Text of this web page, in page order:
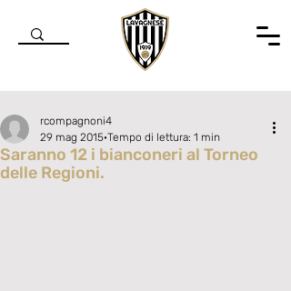
Saranno 12 i bianconeri al Torneo
delle Regioni.
rcompagnoni4
29 mag 2015 Tempo di lettura: 1 min